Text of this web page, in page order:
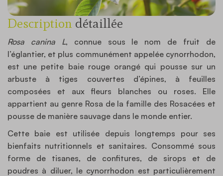
Description détaillée
Rosa canina L, connue sous le nom de fruit de
l’églantier, et plus communément appelée cynorrhodon,
est une petite baie rouge orangé qui pousse sur un
arbuste à tiges couvertes d’épines, à feuilles
composées et aux fleurs blanches ou roses. Elle
appartient au genre Rosa de la famille des Rosacées et
pousse de manière sauvage dans le monde entier.
Cette baie est utilisée depuis longtemps pour ses
bienfaits nutritionnels et sanitaires. Consommé sous
forme de tisanes, de confitures, de sirops et de
poudres à diluer, le cynorrhodon est particulièrement